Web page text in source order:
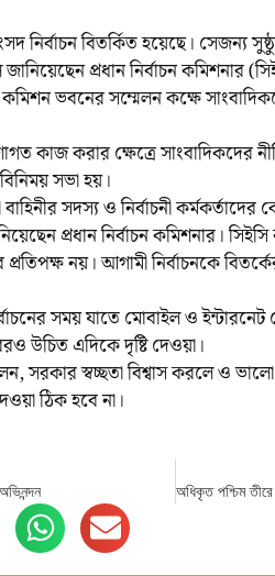
বিতর্কিত হয়েছে। সেজন্য সুষ্ঠু
জানিয়েছেন প্রধান নির্বাচন কমিশনার
কমিশন ভবনের সম্মেলন কক্ষে
কাজ করার ক্ষেত্রে সাংবাদিকদের
সভা হয়।
বাহিনীর সদস্য ও নির্বাচনী
প্রধান নির্বাচন কমিশনার।
প্রতিপক্ষ নয়। আগামী নির্বাচনকে
সময় যাতে মোবাইল ও ইন্টারনেট
উচিত এদিকে দৃষ্টি দেওয়া।
সরকার স্বচ্ছতা বিশ্বাস করলে ও
ঠিক হবে না।